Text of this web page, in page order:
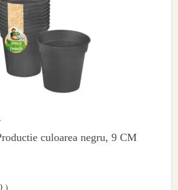
culoarea negru, 9 CM
)